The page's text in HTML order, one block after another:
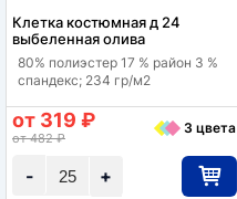
Клетка костюмная д 24
выбеленная олива
80% полиэстер 17 % район 3 %
спандекс; 234 гр/м2
+
-
от 319 ₽
от 482 ₽
3 цвета